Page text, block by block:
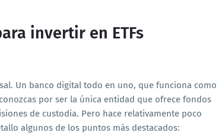
invertir en ETFs
Un banco digital todo en uno, que funciona como
por ser la única entidad que ofrece fondos
de custodia. Pero hace relativamente poco
algunos de los puntos más destacados: